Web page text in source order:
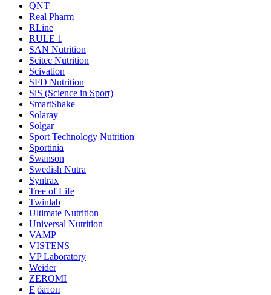
QNT
Real Pharm
RLine
RULE 1
SAN Nutrition
Scitec Nutrition
Scivation
SFD Nutrition
SiS (Science in Sport)
SmartShake
Solaray
Solgar
Sport Technology Nutrition
Sportinia
Swanson
Swedish Nutra
Syntrax
Tree of Life
Twinlab
Ultimate Nutrition
Universal Nutrition
VAMP
VISTENS
VP Laboratory
Weider
ZEROMI
Ё|батон